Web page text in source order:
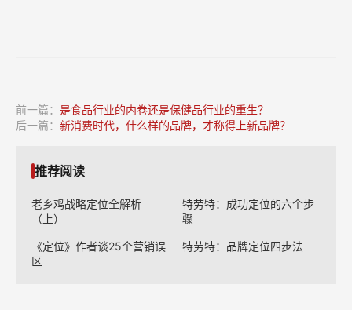
前一篇： 是食品行业的内卷还是保健品行业的重生？
后一篇： 新消费时代，什么样的品牌，才称得上新品牌？
推荐阅读
老乡鸡战略定位全解析
（上）
特劳特：成功定位的六个步
骤
《定位》作者谈25个营销误
区
特劳特：品牌定位四步法